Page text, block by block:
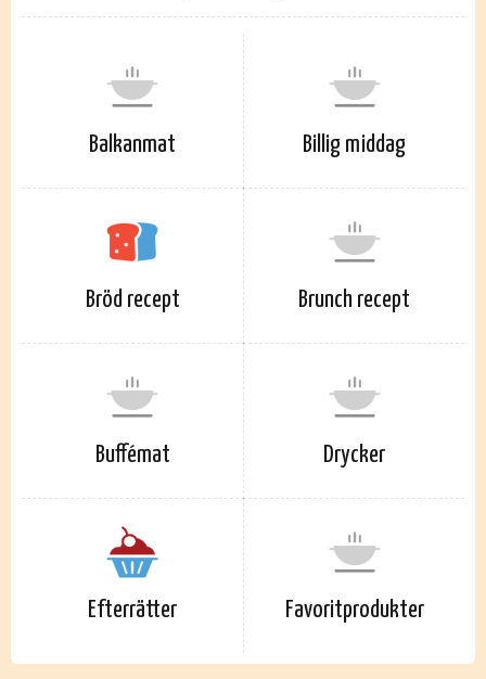
Balkanmat Billig middag
Bröd recept Brunch recept
Buffémat Drycker
Efterrätter Favoritprodukter